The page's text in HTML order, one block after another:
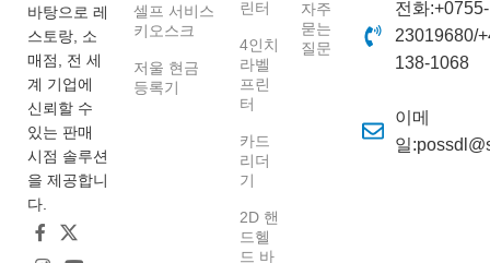
바탕으로 레
스토랑, 소
매점, 전 세
계 기업에
신뢰할 수
있는 판매
시점 솔루션
을 제공합니
다.
셀프 서비스
키오스크
저울 현금
등록기
린터
4인치
라벨
프린
터
카드
리더
기
2D 핸
드헬
드 바
자주
묻는
질문
전화:+0755-
23019680/
138-1068
이메
일